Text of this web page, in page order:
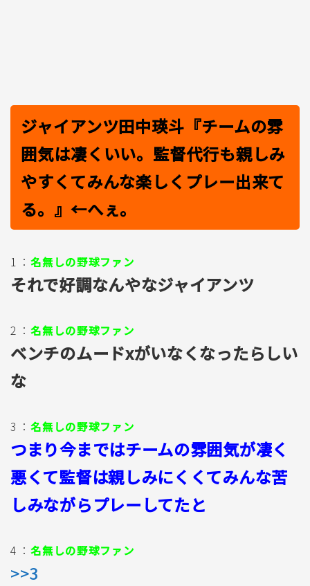
ジャイアンツ田中瑛斗『チームの雰
囲気は凄くいい。監督代行も親しみ
やすくてみんな楽しくプレー出来て
る。』←へぇ。
1 ：名無しの野球ファン
それで好調なんやなジャイアンツ
2 ：名無しの野球ファン
ベンチのムードxがいなくなったらしい
な
3 ：名無しの野球ファン
つまり今まではチームの雰囲気が凄く
悪くて監督は親しみにくくてみんな苦
しみながらプレーしてたと
4 ：名無しの野球ファン
>>3